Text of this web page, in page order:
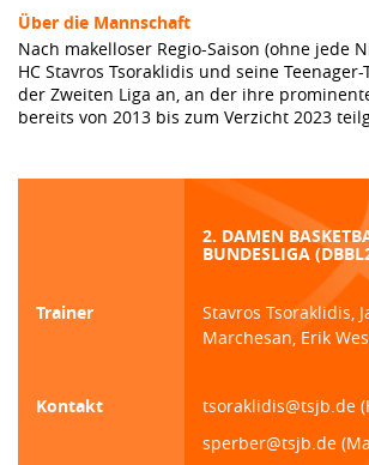
Über die Mannschaft
Nach makelloser Regio-Saison (ohne jede
HC Stavros Tsoraklidis und seine
der Zweiten Liga an, an der ihre
bereits von 2013 bis zum Verzicht 2023
2. DAMEN
BUNDESLIGA
Trainer
Stavros Tsoraklidis,
Marchesan, Erik
Kontakt
tsoraklidis@tsjb.de
sperber@tsjb.de